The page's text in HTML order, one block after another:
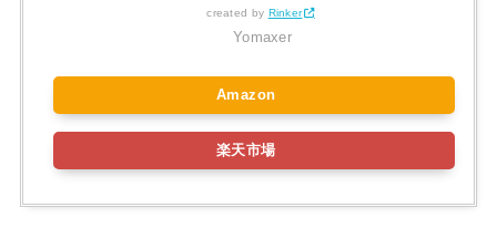
created by Rinker
Yomaxer
Amazon
楽天市場